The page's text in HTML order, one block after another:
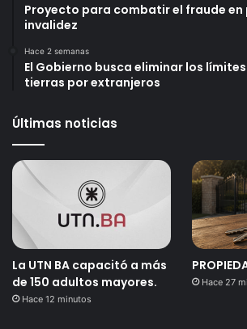
Proyecto para combatir el fraude en
invalidez
Hace 2 semanas
El Gobierno busca eliminar los
tierras por extranjeros
Últimas noticias
La UTN BA capacitó a más
de 150 adultos mayores.
Hace 12 minutos
Hace 27